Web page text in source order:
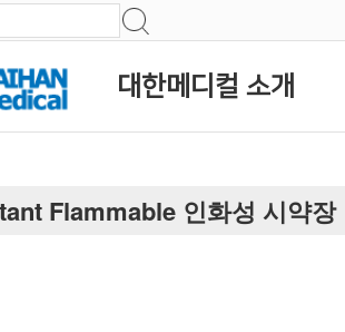
대한메디컬 소개
Flammable 인화성 시약장